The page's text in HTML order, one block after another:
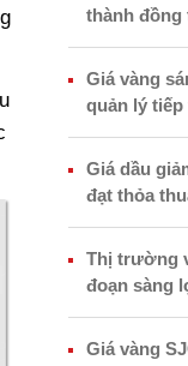
thành đồng
Giá vàng
quản lý
Giá dầu
đạt thỏa
Thị trường
đoạn sàng
Giá vàng